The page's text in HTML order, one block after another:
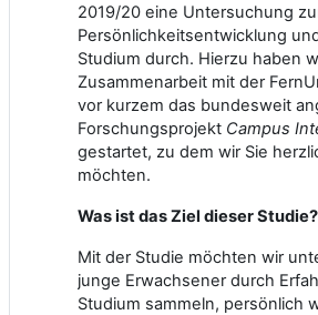
2019/20 eine Untersuchung
Persönlichkeitsentwicklung
Studium durch. Hierzu haben
Zusammenarbeit mit der
vor kurzem das bundesweit
Forschungsprojekt Campus
gestartet, zu dem wir Sie
möchten.
Was ist das Ziel dieser Studie?
Mit der Studie möchten wir
junge Erwachsener durch
Studium sammeln, persönlich